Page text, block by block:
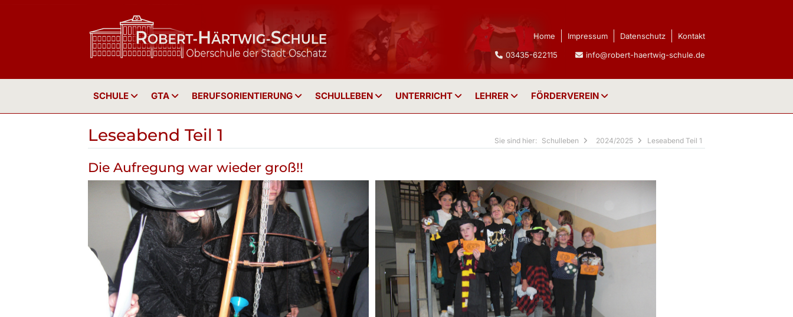
Home Impressum Datenschutz
Kontakt
03435-622115
info@robert-haertwig-schule.de
SCHULE GTA BERUFSORIENTIERUNG SCHULLEBEN UNTERRICHT LEHRER FÖRDERVEREIN
Leseabend Teil 1 Schulleben 2024/2025 Leseabend Teil 1
Die Aufregung war wieder groß!!